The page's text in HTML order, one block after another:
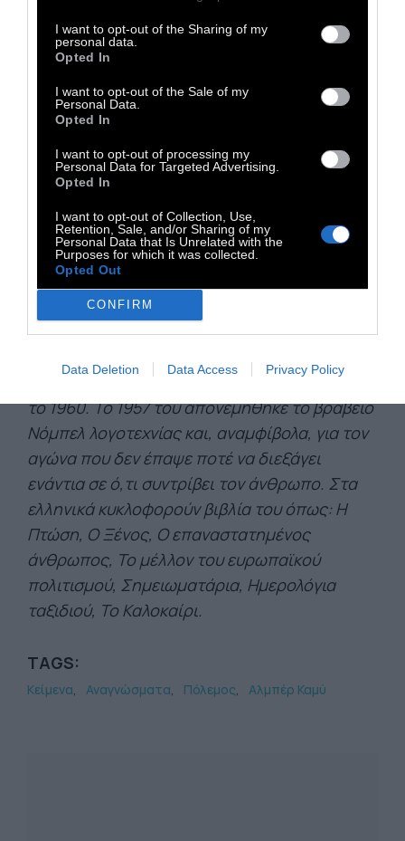
I want to opt-out of the Sharing of my
personal data.
Opted In
I want to opt-out of the Sale of my
Personal Data.
Opted In
I want to opt-out of processing my
Personal Data for Targeted Advertising.
Opted In
I want to opt-out of Collection, Use,
Retention, Sale, and/or Sharing of my
Personal Data that Is Unrelated with the
Purposes for which it was collected.
Opted Out
CONFIRM
Data Deletion Data Access Privacy Policy
αναζητούσαμε στο γαλανό ουρανό και
στην αδιαφορία του κόσμου.Βρίσκεται στη
φριχτή μοναξιά του μαχόμενου και του μη
μαχόμενου, στην κοινή σε όλους ταπεινωμένη
απελπισία και στην αυξημένη βδελυγμία που
περνούν οι μέρες. Η βασιλεία των κτηνών
έχει αρχίσει».
Σημειωματάρια, μετάφραση: Λήδα
Παλλαντίου (εκδ. Εξάντας, 1987). Ο Αλµπέρ
Καµύ, ένας από τους σηµαντικότερους
διανοούµενους και συγγραφείς του 20ού
αιώνα, γεννήθηκε στην Αλγερία το 1913 και
σκοτώθηκε σε τροχαίο δυστύχηµα στη Γαλλία,
το 1960. To 1957 του απονεµήθηκε το βραβείο
Νόµπελ λογοτεχνίας και, αναµφίβολα, για τον
αγώνα που δεν έπαψε ποτέ να διεξάγει
ενάντια σε ό,τι συντρίβει τον άνθρωπο. Στα
ελληνικά κυκλοφορούν βιβλία του όπως: Η
Πτώση, Ο Ξένος, Ο επαναστατηµένος
άνθρωπος, Το µέλλον του ευρωπαϊκού
πολιτισµού, Σηµειωµατάρια, Ημερολόγια
ταξιδιού, Το Καλοκαίρι.
TAGS:
Κείμενα Αναγνώσματα Πόλεμος Αλμπέρ Καμύ